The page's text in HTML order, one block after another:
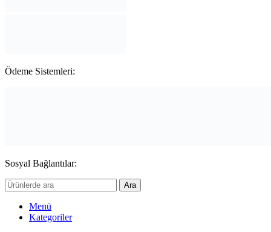
Ödeme Sistemleri:
Sosyal Bağlantılar:
Ara
Menü
Kategoriler